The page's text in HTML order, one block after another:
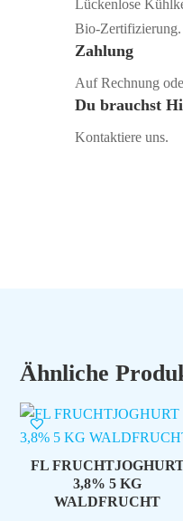
Lückenlose
Bio‑Zertifizierung.
Zahlung
Auf Rechnung
Du brauchst
Kontaktiere uns.
Ähnliche
FL
3,8% 5 KG
WALDFRUCHT